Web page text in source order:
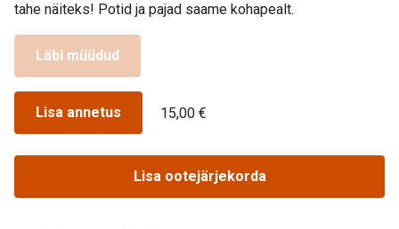
tahe näiteks! Potid ja pajad saame kohapealt.
Läbi müüdud
Lisa annetus 15,00 €
Lisa ootejärjekorda